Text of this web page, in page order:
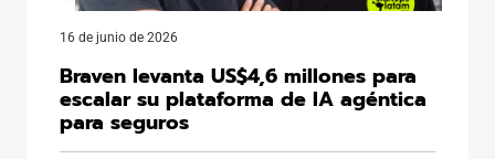
16 de junio de 2026
Braven levanta US$4,6 millones para
escalar su plataforma de IA agéntica
para seguros